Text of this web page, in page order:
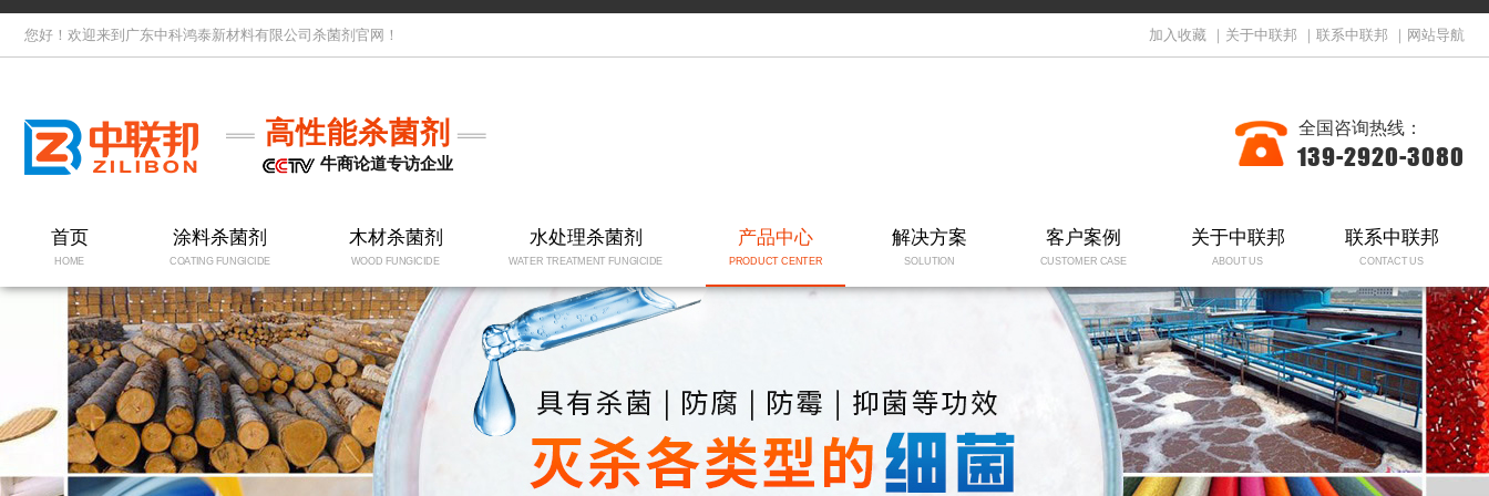
您好！欢迎来到广东中科鸿泰新材料有限公司杀菌剂官网！ 加入收藏 关于中联邦 联系中联邦 网站导航
高性能杀菌剂
牛商论道专访企业
全国咨询热线：
139-2920-3080
首页
HOME
涂料杀菌剂
COATING FUNGICIDE
木材杀菌剂
WOOD FUNGICIDE
水处理杀菌剂
WATER TREATMENT FUNGICIDE
产品中心
PRODUCT CENTER
解决方案
SOLUTION
客户案例
CUSTOMER CASE
关于中联邦
ABOUT US
联系中联邦
CONTACT US